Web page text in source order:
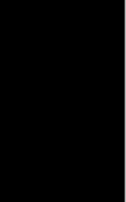
Crossing